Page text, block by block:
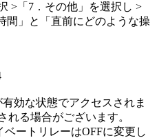
>「7．その他」を選択し >
間」と「直前にどのような操
効な状態でアクセスされま
れる場合がございます。
ートリレーはOFFに変更し